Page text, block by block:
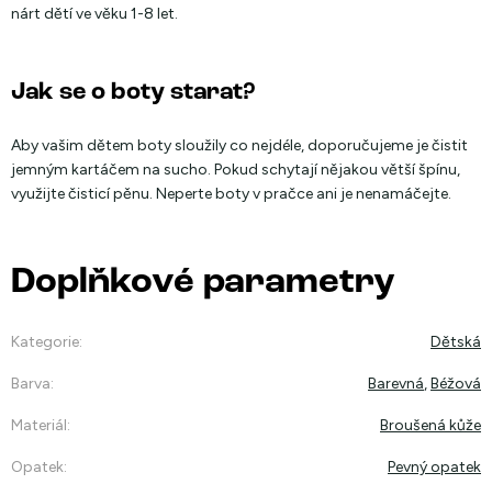
nárt dětí ve věku 1-8 let.
Jak se o boty starat?
Aby vašim dětem boty sloužily co nejdéle, doporučujeme je čistit
jemným kartáčem na sucho. Pokud schytají nějakou větší špínu,
využijte čisticí pěnu. Neperte boty v pračce ani je nenamáčejte.
Doplňkové parametry
Kategorie: Dětská
Barva: Barevná,Béžová
Materiál: Broušená kůže
Opatek: Pevný opatek